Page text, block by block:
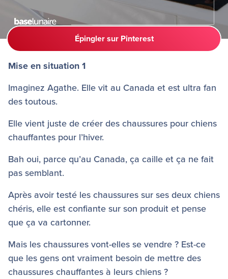
Mise en situation 1
Imaginez Agathe. Elle vit au Canada et est ultra fan
des toutous.
Elle vient juste de créer des chaussures pour chiens
chauffantes pour l’hiver.
Bah oui, parce qu’au Canada, ça caille et ça ne fait
pas semblant.
Après avoir testé les chaussures sur ses deux chiens
chéris, elle est confiante sur son produit et pense
que ça va cartonner.
Mais les chaussures vont-elles se vendre ? Est-ce
que les gens ont vraiment besoin de mettre des
chaussures chauffantes à leurs chiens ?